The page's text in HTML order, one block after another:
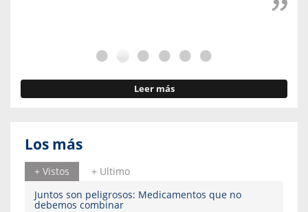
Leer más
Los más
+ Vistos
+ Ultimo
Juntos son peligrosos: Medicamentos que no
debemos combinar